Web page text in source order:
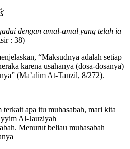
dengan amal-amal yang telah ia
: 38)
“Maksudnya adalah setiap
karena usahanya (dosa-dosanya)
(Ma’alim At-Tanzil, 8/272).
apa itu muhasabah, mari kita
Al-Jauziyah
Menurut beliau muhasabah